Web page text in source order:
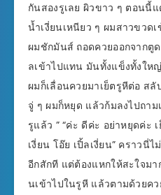
กันสองรูเลย ผิวขาว ๆ ตอนนี้
น้ำเงี่ยนเหนียว ๆ ผมสาวขวด
ผมชักมันส์ ถอดควยออกจากตู
ลเข้าไปแทน มันทั้งแข็งทั้งให
ผมก็เลื่อนควยมาเย็ตรูหีต่อ ส
จู่ ๆ ผมก็หยุด แล้วก้มลงไปถาม
รูแล้ว ” “ค่ะ ดีค่ะ อย่าหยุดค่ะ
เงี่ยน โอ๊ย เปิ้ลเงี่ยน” คราวนี่
อีกสักที แต่ต้องแหกให้สะใจม
นเข้าไปในรูหี แล้วตามด้วยค